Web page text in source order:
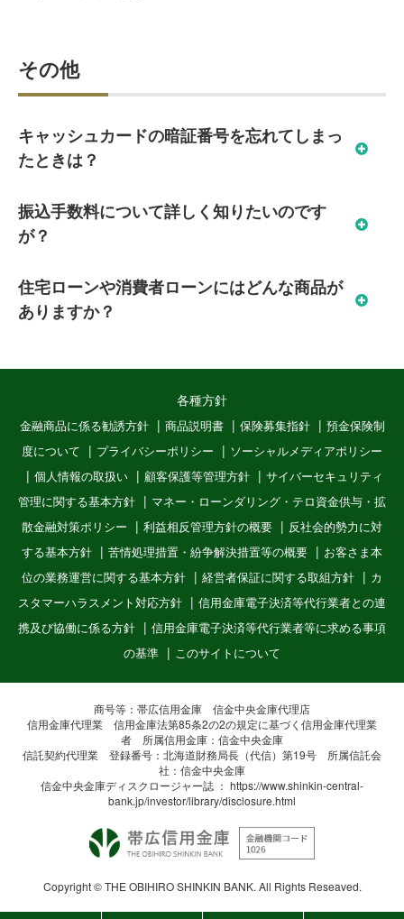
その他
キャッシュカードの暗証番号を忘れてしまっ
たときは？
振込手数料について詳しく知りたいのです
が？
住宅ローンや消費者ローンにはどんな商品が
ありますか？
各種方針
金融商品に係る勧誘方針 商品説明書 保険募集指針
預金保険制
度について
プライバシーポリシー
ソーシャルメディアポリシー
個人情報の取扱い
顧客保護等管理方針
サイバーセキュリティ
管理に関する基本方針
マネー・ローンダリング・テロ資金供与・拡
散金融対策ポリシー
利益相反管理方針の概要
反社会的勢力に対
する基本方針
苦情処理措置・紛争解決措置等の概要
お客さま本
位の業務運営に関する基本方針
経営者保証に関する取組方針
カ
スタマーハラスメント対応方針
信用金庫電子決済等代行業者との連
携及び協働に係る方針
信用金庫電子決済等代行業者等に求める事項
の基準
このサイトについて
商号等：帯広信用金庫 信金中央金庫代理店
信用金庫代理業 信用金庫法第85条2の2の規定に基づく信用金庫代理業
者 所属信用金庫：信金中央金庫
信託契約代理業 登録番号：北海道財務局長（代信）第19号 所属信託会
社：信金中央金庫
信金中央金庫ディスクロージャー誌 ： https://www.shinkin-central-
bank.jp/investor/library/disclosure.html
Copyright © THE OBIHIRO SHINKIN BANK. All Rights Reseaved.